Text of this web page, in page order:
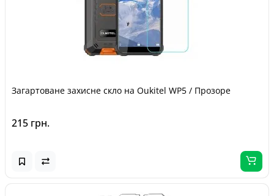
Загартоване захисне скло на Oukitel WP5 / Прозоре
215 грн.